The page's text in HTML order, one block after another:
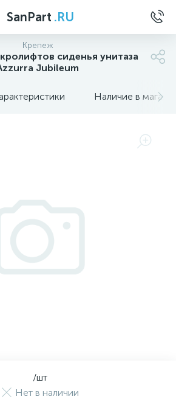
SanPart .RU
Крепеж
сиденья унитаза
Jubileum
Наличие в
/шт
Нет в наличии